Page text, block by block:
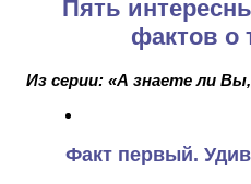
Пять
фактов о
Из серии: «А знаете ли
Факт первый.